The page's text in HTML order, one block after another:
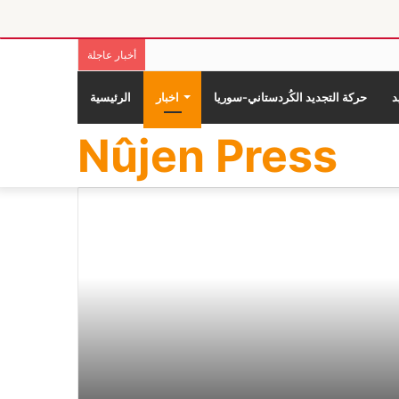
أخبار عاجلة
الرئيسية اخبار حركة التجديد الكُردستاني-سوريا
Nûjen Press